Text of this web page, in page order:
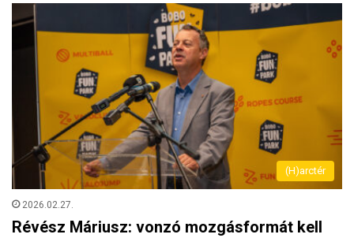
(H)arctér
2026.02.27.
Révész Máriusz: vonzó mozgásformát kell